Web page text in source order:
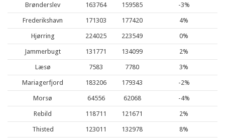
Brønderslev 163764 159585 -3%
Frederikshavn 171303 177420 4%
Hjørring 224025 223549 0%
Jammerbugt 131771 134099 2%
Læsø 7583 7780 3%
Mariagerfjord 183206 179343 -2%
Morsø 64556 62068 -4%
Rebild 118711 121671 2%
Thisted 123011 132978 8%